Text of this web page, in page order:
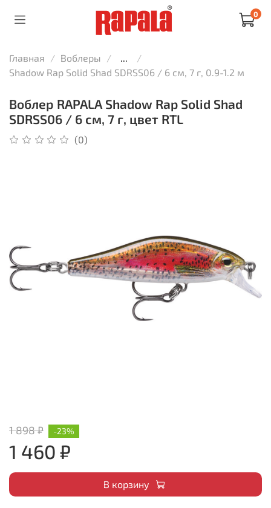
0
Главная Воблеры
...
Shadow Rap Solid Shad SDRSS06 / 6 см, 7 г, 0.9-1.2 м
Воблер RAPALA Shadow Rap Solid Shad
SDRSS06 / 6 см, 7 г, цвет RTL
(0)
1 898 ₽
1 460 ₽
-23%
В корзину